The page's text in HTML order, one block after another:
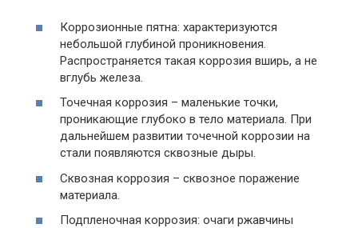
Коррозионные пятна: характеризуются
небольшой глубиной проникновения.
Распространяется такая коррозия вширь, а не
вглубь железа.
Точечная коррозия – маленькие точки,
проникающие глубоко в тело материала. При
дальнейшем развитии точечной коррозии на
стали появляются сквозные дыры.
Сквозная коррозия – сквозное поражение
материала.
Подпленочная коррозия: очаги ржавчины